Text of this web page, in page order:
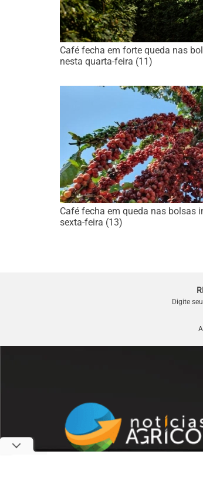
Café fecha em forte queda nas
nesta quarta-feira (11)
Café fecha em queda nas bolsas
sexta-feira (13)
Digite